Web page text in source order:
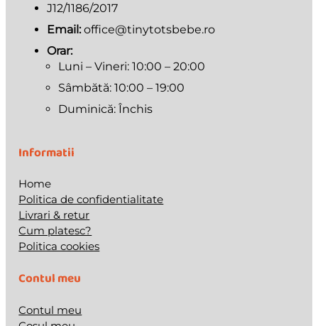
J12/1186/2017
Email: office@tinytotsbebe.ro
Orar:
Luni – Vineri: 10:00 – 20:00
Sâmbătă: 10:00 – 19:00
Duminică: Închis
Informatii
Home
Politica de confidentialitate
Livrari & retur
Cum platesc?
Politica cookies
Contul meu
Contul meu